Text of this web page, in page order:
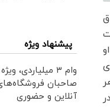
پیشنهاد ویژه
وام ۳ میلیاردی، ویژه
صاحبان
آنلاین و حضوری